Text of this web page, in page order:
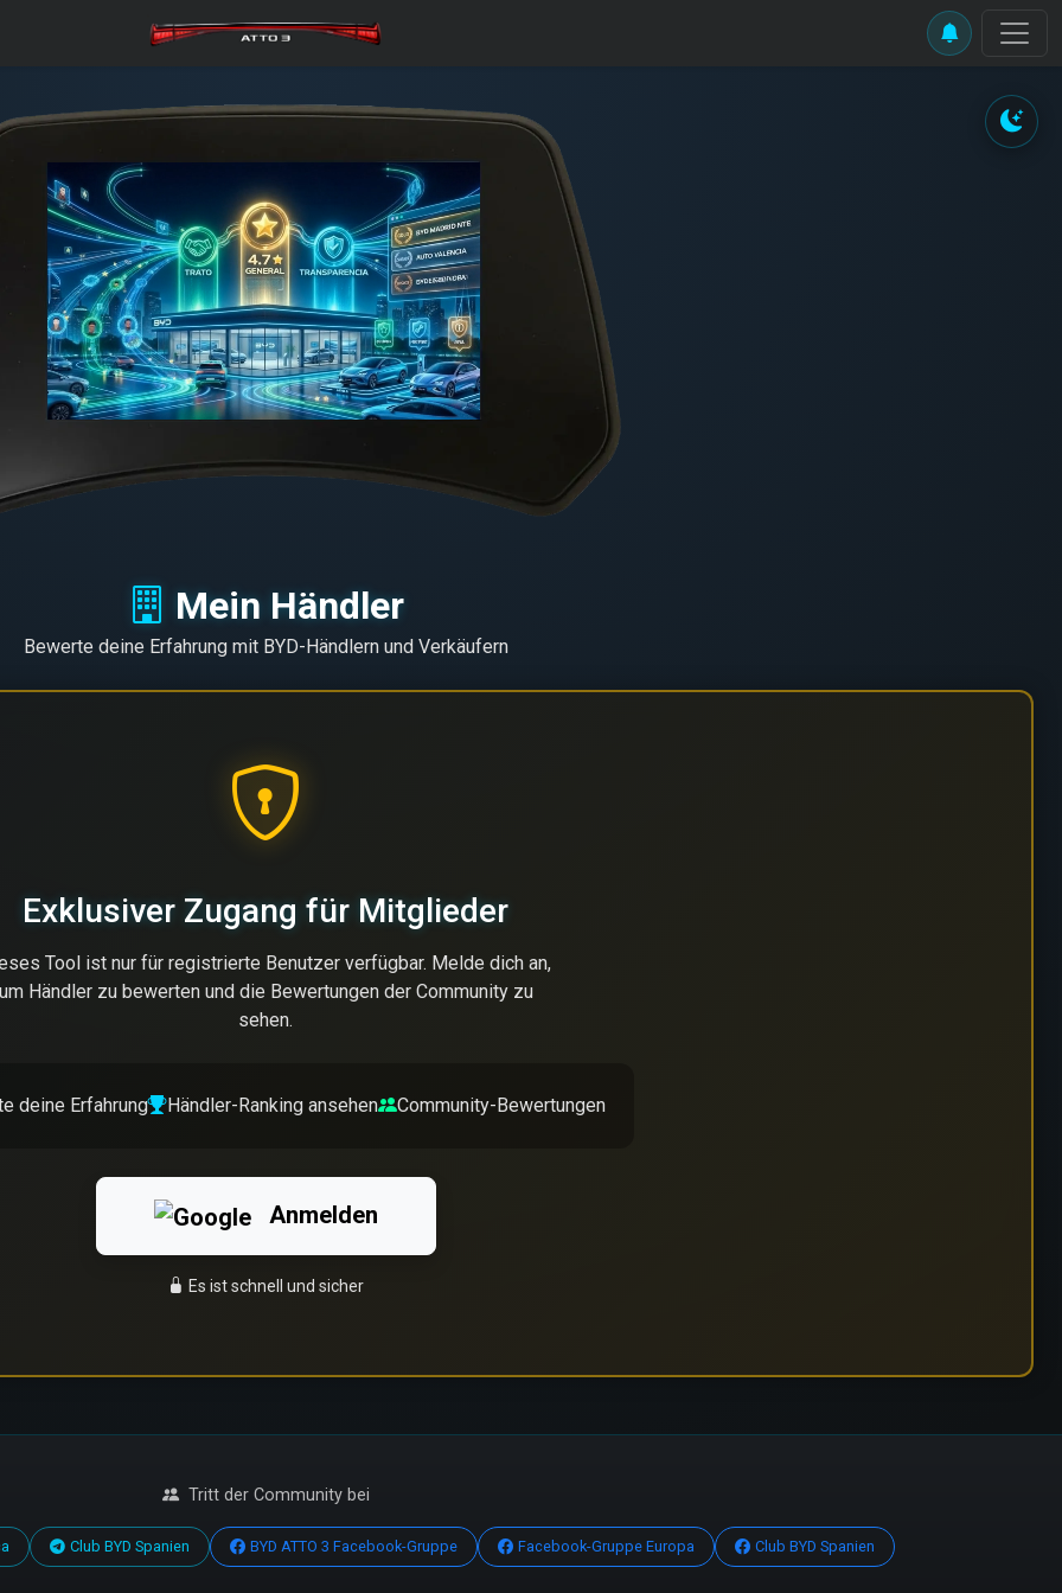
Mein Händler
Bewerte deine Erfahrung mit BYD-Händlern und Verkäufern
Exklusiver Zugang für Mitglieder
Tool ist nur für registrierte Benutzer verfügbar. Melde dich an,
Händler zu bewerten und die Bewertungen der Community zu
sehen.
deine Erfahrung Händler-Ranking ansehen Community-Bewertungen
Anmelden
Es ist schnell und sicher
Tritt der Community bei
Club BYD Spanien BYD ATTO 3 Facebook-Gruppe Facebook-Gruppe Europa Club BYD Spanien